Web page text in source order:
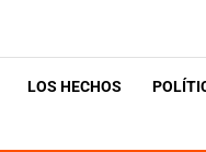
LOS HECHOS